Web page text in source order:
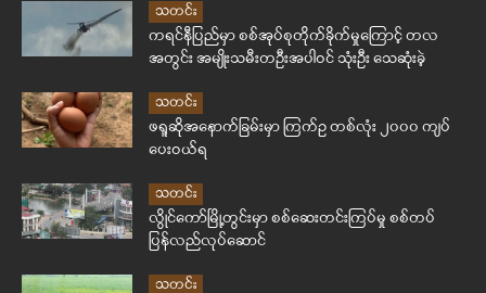
သတင်း
ကရင်နီပြည်မှာ စစ်အုပ်စုတိုက်ခိုက်မှုကြောင့် တလ
အတွင်း အမျိုးသမီးတဦးအပါဝင် သုံးဦး သေဆုံးခဲ့
သတင်း
ဖရူဆိုအနောက်ခြမ်းမှာ ကြက်ဥ တစ်လုံး ၂၀၀၀ ကျပ်
ပေးဝယ်ရ
သတင်း
လွိုင်ကော်မြို့တွင်းမှာ စစ်ဆေးတင်းကြပ်မှု စစ်တပ်
ပြန်လည်လုပ်ဆောင်
သတင်း